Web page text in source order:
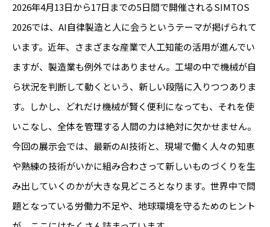
2026年4月13日から17日までの5日間で開催されるSIMTOS
2026では、AI自律製造と人に会うというテーマが掲げられて
います。近年、さまざまな産業で人工知能の活用が進んでい
ますが、製造業も例外ではありません。工場の中で機械が自
ら状況を判断して動くという、新しい段階に入りつつありま
す。しかし、どれだけ機械が賢く便利になっても、それを使
いこなし、全体を管理する人間の力は絶対に欠かせません。
今回の展示会では、最新のAI技術と、現場で働く人々の知恵
や熟練の技術がいかに組み合わさって新しいものづくりを生
み出していくのかが大きな見どころとなります。世界中で問
題となっている労働力不足や、地球環境を守るためのヒント